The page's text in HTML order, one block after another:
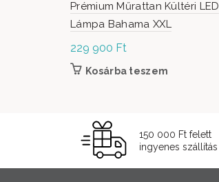
Prémium Műrattan Kültéri LED
Lámpa Bahama XXL
229 900 Ft
Kosárba teszem
150 000 Ft felett
ingyenes szállítás